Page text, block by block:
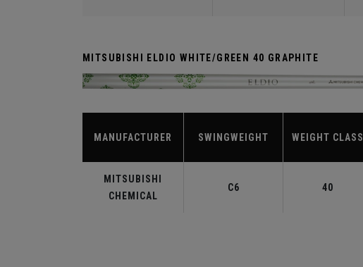
MITSUBISHI ELDIO WHITE/GREEN 40 GRAPHITE
MANUFACTURER SWINGWEIGHT WEIGHT CLASS
MITSUBISHI
CHEMICAL
C6 40